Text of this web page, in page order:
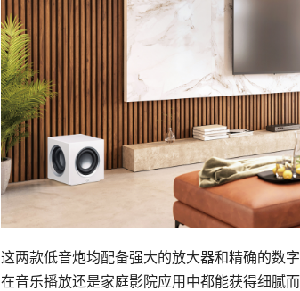
这两款低音炮均配备强大的放大器和精确的数
在音乐播放还是家庭影院应用中都能获得细腻